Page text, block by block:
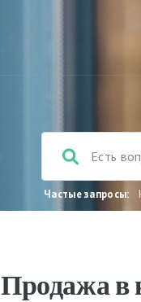
Частые запросы:
Продажа в